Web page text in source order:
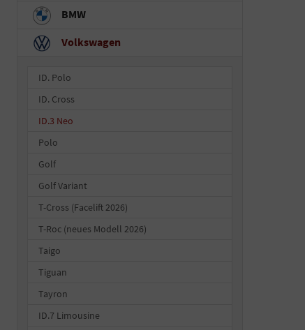
BMW
Volkswagen
ID. Polo
ID. Cross
ID.3 Neo
Polo
Golf
Golf Variant
T-Cross (Facelift 2026)
T-Roc (neues Modell 2026)
Taigo
Tiguan
Tayron
ID.7 Limousine